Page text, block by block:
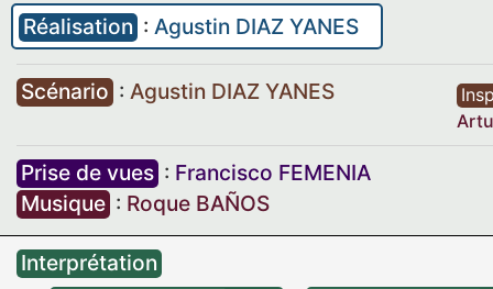
Réalisation : Agustin DIAZ YANES
Scénario : Agustin DIAZ YANES
Prise de vues : Francisco FEMENIA
Musique : Roque BAÑOS
Interprétation